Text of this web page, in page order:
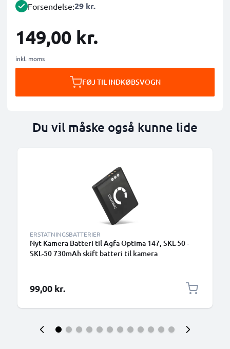
Forsendelse:29 kr.
149,00 kr.
inkl. moms
FØJ TIL INDKØBSVOGN
Du vil måske også kunne lide
ERSTATNINGSBATTERIER
Nyt Kamera Batteri til Agfa Optima 147, SKL-50 -
SKL-50 730mAh skift batteri til kamera
99,00 kr.